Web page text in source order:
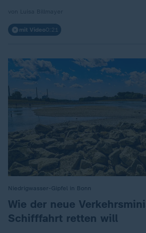
mit Video0:21
Niedrigwasser-Gipfel in Bonn
:
Wie der neue
Schifffahrt retten will